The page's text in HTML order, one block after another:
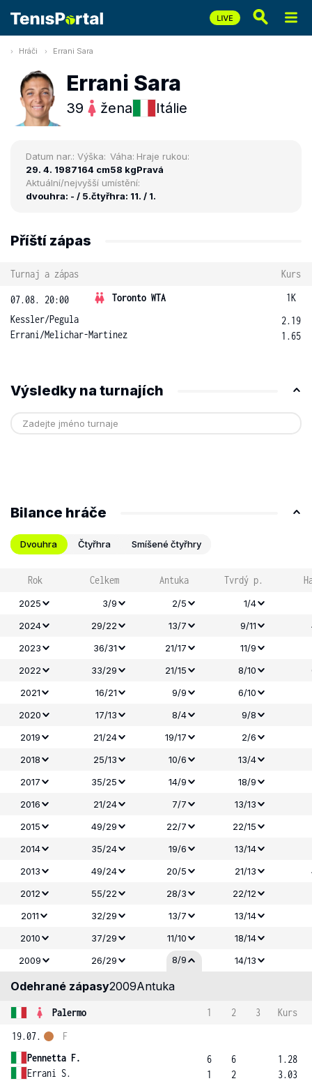
Hráči Errani Sara
Errani Sara
39 žena Itálie
Datum nar.:
29. 4. 1987
Výška:
164 cm
Váha:
58 kg
Hraje rukou:
Pravá
Aktuální/nejvyšší umístění:
dvouhra: - / 5.čtyřhra: 11. / 1.
Příští zápas
Turnaj a zápas Kurs
07.08. 20:00 Toronto WTA
1K
Kessler/Pegula
Errani/Melichar-Martinez
2.19
1.65
Výsledky na turnajích
Bilance hráče
Dvouhra Čtyřhra Smíšené čtyřhry
Rok Celkem Antuka Tvrdý p.
2025 3/9 2/5
1/4
2024
29/22 13/7 9/11
2023
36/31 21/17 11/9
2022
33/29 21/15 8/10
2021
16/21 9/9
6/10
2020
17/13 8/4
9/8
2019
21/24 19/17
2/6
2018
25/13 10/6
13/4
2017
35/25 14/9
18/9
2016
21/24 7/7
13/13
2015
49/29 22/7
22/15
2014
35/24 19/6
13/14
2013
49/24 20/5 21/13
2012
55/22 28/3
22/12
2011
32/29 13/7 13/14
2010
37/29 11/10 18/14
2009
26/29 8/9 14/13
Odehrané zápasy2009Antuka
Palermo 1 2 3
Kurs
19.07.
Pennetta F.
Errani S.
F
6
1
6
2
1.28
3.03